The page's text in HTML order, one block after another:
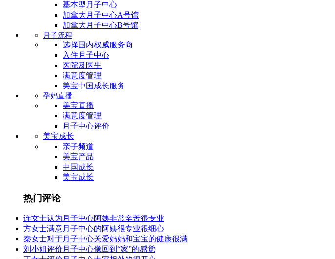
基本型月子中心
加拿大月子中心A号馆
加拿大月子中心B号馆
月子流程
选择国内权威服务商
入住月子中心
医院及医生
满意度管理
美宝中国成长服务
孕妈直播
美宝直播
满意度管理
月子中心评价
美宝成长
亲子频道
美宝产品
中国成长
美宝成长
热门评论
连女士认为月子中心阿姨非常辛苦很专业
方女士满意月子中心的阿姨很专业很细心
秦女士对于月子中心关爱妈妈和宝宝的健康很满
刘小姐评价月子中心像回到“家”的感觉